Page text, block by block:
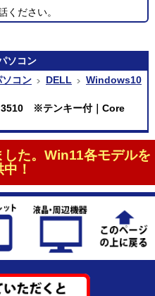
ください。
ソコン
コン DELL Windows10
3510 ※テンキー付｜Core
た。Win11各モデルを
！